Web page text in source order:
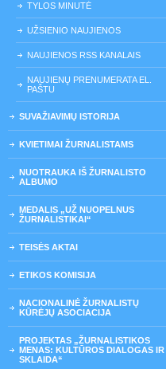
TYLOS MINUTĖ
UŽSIENIO NAUJIENOS
NAUJIENOS RSS KANALAIS
NAUJIENŲ PRENUMERATA EL.
PAŠTU
SUVAŽIAVIMŲ ISTORIJA
KVIETIMAI ŽURNALISTAMS
NUOTRAUKA IŠ ŽURNALISTO
ALBUMO
MEDALIS „UŽ NUOPELNUS
ŽURNALISTIKAI“
TEISĖS AKTAI
ETIKOS KOMISIJA
NACIONALINĖ ŽURNALISTŲ
KŪRĖJŲ ASOCIACIJA
PROJEKTAS „ŽURNALISTIKOS
MENAS: KULTŪROS DIALOGAS IR
SKLAIDA“